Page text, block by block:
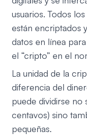
usuarios. Todos
están encriptados
datos en línea
el “cripto” en el
La unidad de la
diferencia del
puede dividirse no
centavos) sino
pequeñas.